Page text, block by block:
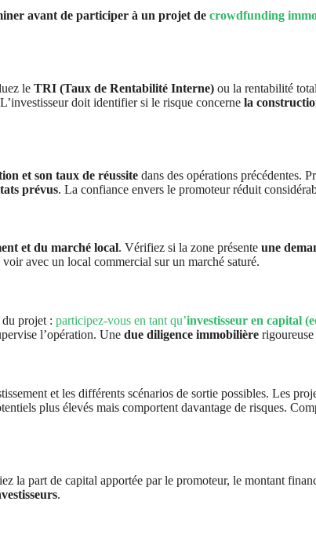
avant de participer à un projet de crowdfunding
le TRI (Taux de Rentabilité Interne) ou la rentabilité
doit identifier si le risque concerne la
et son taux de réussite dans des opérations précédentes.
prévus. La confiance envers le promoteur réduit
et du marché local. Vérifiez si la zone présente une
avec un local commercial sur un marché saturé.
du projet : participez-vous en tant qu’investisseur en capital
l’opération. Une due diligence immobilière
et les différents scénarios de sortie possibles. Les
plus élevés mais comportent davantage de risques.
la part de capital apportée par le promoteur, le montant
.